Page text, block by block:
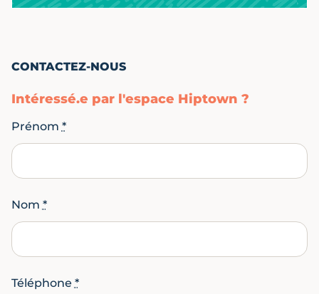
CONTACTEZ-NOUS
Intéressé.e par l'espace Hiptown ?
Prénom *
Nom *
Téléphone *